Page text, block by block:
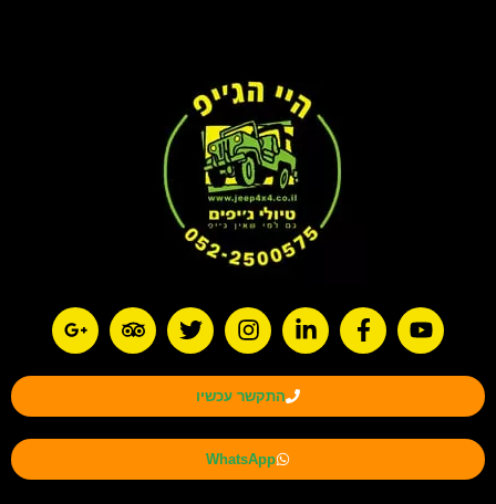
התקשר עכשיו
WhatsApp